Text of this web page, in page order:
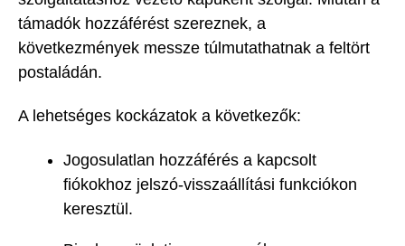
támadók hozzáférést szereznek, a
következmények messze túlmutathatnak a feltört
postaládán.
A lehetséges kockázatok a következők:
Jogosulatlan hozzáférés a kapcsolt
fiókokhoz jelszó-visszaállítási funkciókon
keresztül.